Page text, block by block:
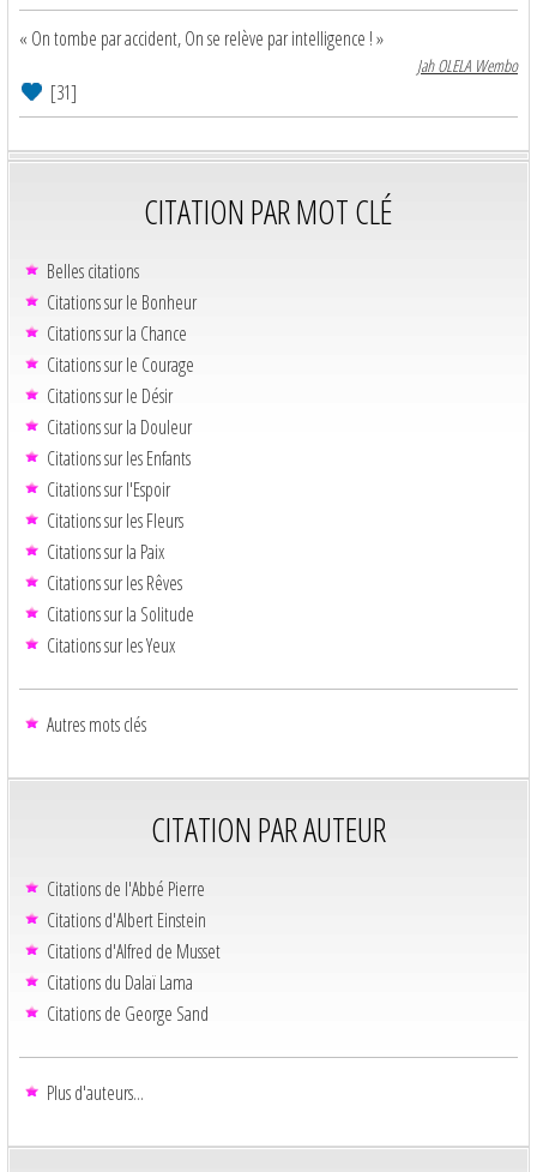
« On tombe par accident, On se relève par intelligence ! »
Jah OLELA Wembo
[31]
CITATION PAR MOT CLÉ
Belles citations
Citations sur le Bonheur
Citations sur la Chance
Citations sur le Courage
Citations sur le Désir
Citations sur la Douleur
Citations sur les Enfants
Citations sur l'Espoir
Citations sur les Fleurs
Citations sur la Paix
Citations sur les Rêves
Citations sur la Solitude
Citations sur les Yeux
Autres mots clés
CITATION PAR AUTEUR
Citations de l'Abbé Pierre
Citations d'Albert Einstein
Citations d'Alfred de Musset
Citations du Dalaï Lama
Citations de George Sand
Plus d'auteurs...